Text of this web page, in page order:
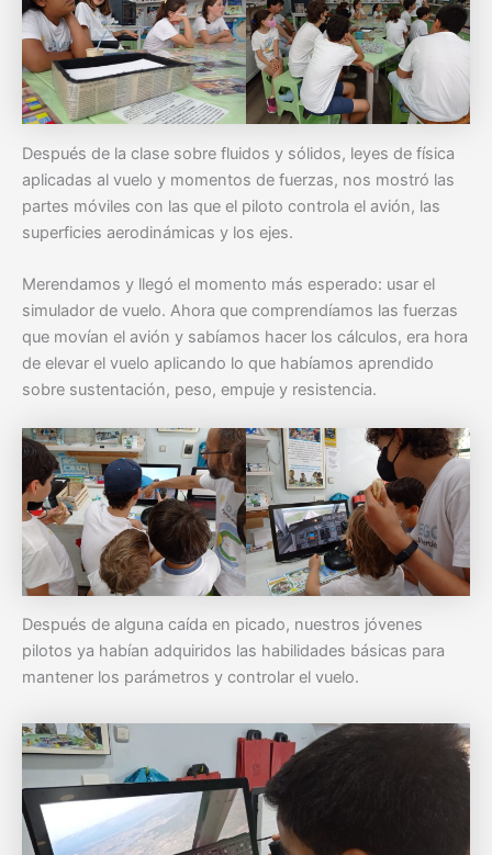
Después de la clase sobre fluidos y sólidos, leyes de física
aplicadas al vuelo y momentos de fuerzas, nos mostró las
partes móviles con las que el piloto controla el avión, las
superficies aerodinámicas y los ejes.
Merendamos y llegó el momento más esperado: usar el
simulador de vuelo. Ahora que comprendíamos las fuerzas
que movían el avión y sabíamos hacer los cálculos, era hora
de elevar el vuelo aplicando lo que habíamos aprendido
sobre sustentación, peso, empuje y resistencia.
Después de alguna caída en picado, nuestros jóvenes
pilotos ya habían adquiridos las habilidades básicas para
mantener los parámetros y controlar el vuelo.